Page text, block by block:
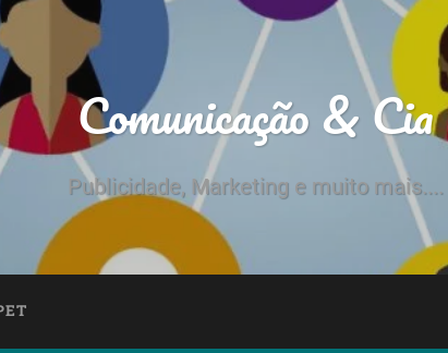
Comunicação & Cia
Publicidade, Marketing e muito mais....